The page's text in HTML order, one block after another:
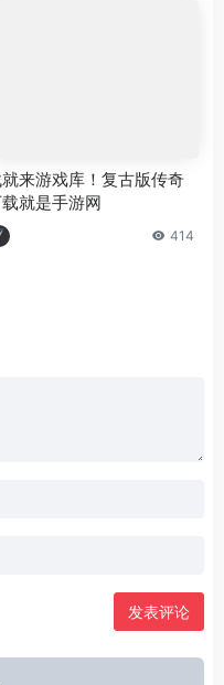
来游戏库！复古版传奇
就是手游网
414
发表评论